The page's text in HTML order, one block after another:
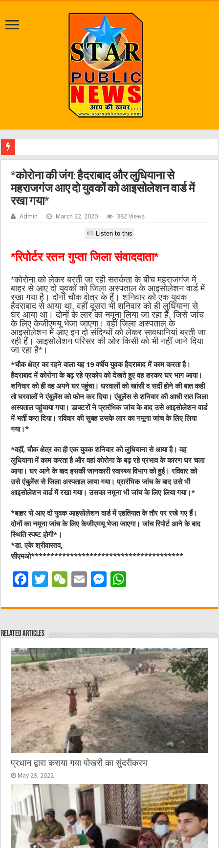
*कोरोना की जंग: हैदराबाद और लुधियाना से
महराजगंज आए दो युवकों को आइसोलेशन वार्ड में
रखा गया*
Admin March 22, 2020 382 Views
Listen to this
*रिपोर्टर रतन गुप्ता जिला संवाददाता*
*कोरोना को लेकर बरती जा रही सतर्कता के बीच महराजगंज में
बाहर से आए दो युवकों को जिला अस्पताल के आइसोलेशन वार्ड में
रखा गया है। दोनों चौक क्षेत्र के हैं। शनिवार को एक युवक
हैदराबाद से आया था, वहीं दूसरा भी शनिवार को ही लुधियाना से
घर आया था। दोनों के लार का नमूना लिया जा रहा है, जिसे जांच
के लिए केजीएमयू भेजा जाएगा। वहीं जिला अस्पताल के
आइसोलेशन में आए इन दो संदिग्धों को लेकर सावधानियां बरती जा
रही हैं। आइसोलेशन परिसर की ओर किसी को भी नहीं जाने दिया
जा रहा है*।
*चौक क्षेत्र का रहने वाला यह 19 वर्षीय युवक हैदराबाद में काम करता है।
हैदराबाद में कोरोना के बढ़ रहे प्रकोप को देखते हुए वह डरकर घर भाग आया।
शनिवार को ही वह अपने घर पहुंचा। घरवालों को खांसी व सर्दी होने की बात कही
तो घरवालों ने एंबुलेंस को फोन कर दिया। एंबुलेंस से शनिवार की आधी रात जिला
अस्पताल पहुंचाया गया। डाक्टरों ने प्रारंभिक जांच के बाद उसे आइसोलेशन वार्ड
में भर्ती करा दिया। रविवार की सुबह उसके लार का नमूना जांच के लिए लिया
गया।*
*वहीं, चौक क्षेत्र का ही एक युवक शनिवार को लुधियाना से आया है। वह
लुधियाना में काम करता है और वहां कोरोना के बढ़ रहे प्रभाव के कारण घर चला
आया। घर आने के बाद इसकी जानकारी स्वास्थ्य विभाग को हुई। रविवार को
उसे एंबुलेंस से जिला अस्पताल लाया गया। प्रारंभिक जांच के बाद उसे भी
आइसोलेशन वार्ड में रखा गया। उसका नमूना भी जांच के लिए लिया गया।*
*बाहर से आए दो युवक आइसोलेशन वार्ड में एहतियात के तौर पर रखे गए हैं।
दोनों का नमूना जांच के लिए केजीएमयू भेजा जाएगा। जांच रिपोर्ट आने के बाद
स्थिति स्पष्ट होगी*।
*डा. एके श्रीवास्तव,
सीएमओ***************************************
F
c
e
b
o
o
k
T
it
r
W
C
at
E
ai
M
ss
n
g
er
at
A
p
p
Related Articles
प्रधान द्वारा कराया गया पोखरी का सुंदरीकरण
May 29, 2022